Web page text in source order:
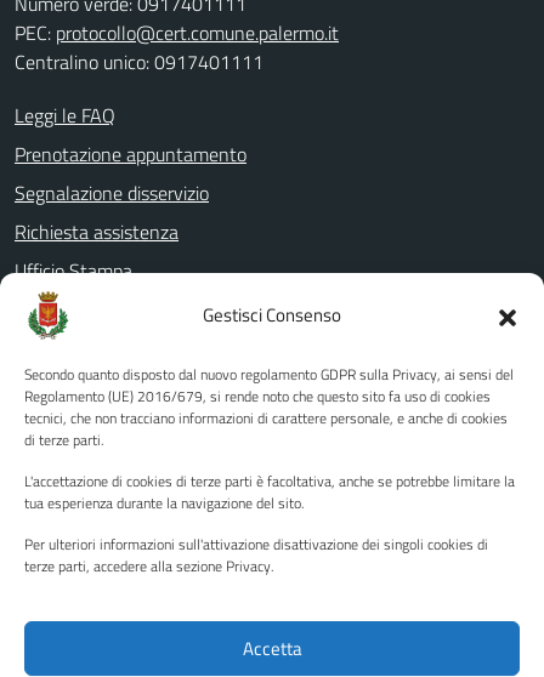
Gestisci Consenso
Secondo quanto disposto dal nuovo regolamento GDPR sulla Privacy, ai sensi del
Regolamento (UE) 2016/679, si rende noto che questo sito fa uso di cookies
tecnici, che non tracciano informazioni di carattere personale, e anche di cookies
di terze parti.
L'accettazione di cookies di terze parti è facoltativa, anche se potrebbe limitare la
tua esperienza durante la navigazione del sito.
Per ulteriori informazioni sull'attivazione disattivazione dei singoli cookies di
terze parti, accedere alla sezione Privacy.
Accetta
PEC: protocollo@cert.comune.palermo.it
Centralino unico: 0917401111
Leggi le FAQ
Prenotazione appuntamento
Segnalazione disservizio
Richiesta assistenza
Ufficio Stampa
Amministrazione Trasparente
Albo pretorio
Informativa privacy
Note legali
Piano di miglioramento del sito
Instagram